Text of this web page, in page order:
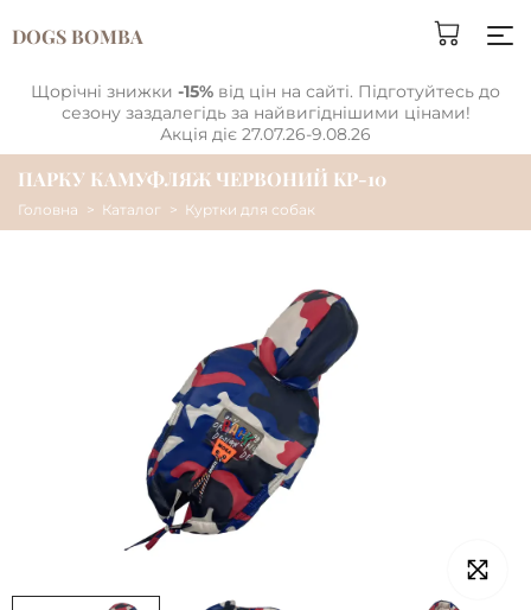
DOGS BOMBA
Щорічні знижки -15% від цін на сайті. Підготуйтесь до
сезону заздалегідь за найвигіднішими цінами!
Акція діє 27.07.26-9.08.26
ПАРКУ КАМУФЛЯЖ ЧЕРВОНИЙ KP-10
Головна Каталог Куртки для собак